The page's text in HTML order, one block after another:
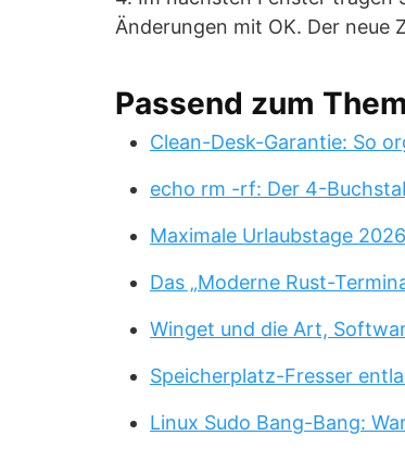
Änderungen mit OK. Der neue
Passend zum
Clean-Desk-Garantie: So
echo rm -rf: Der 4-
Maximale Urlaubstage
Das „Moderne Rust-
Winget und die Art,
Speicherplatz-Fresser
Linux Sudo Bang-Bang: